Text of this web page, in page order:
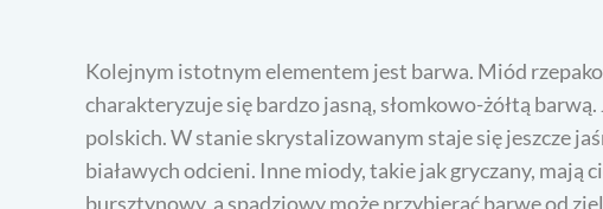
Kolejnym istotnym elementem jest barwa. Miód
charakteryzuje się bardzo jasną, słomkowo-żółtą
polskich. W stanie skrystalizowanym staje się jeszcze
białawych odcieni. Inne miody, takie jak gryczany,
bursztynowy, a spadziowy może przybierać barwę od